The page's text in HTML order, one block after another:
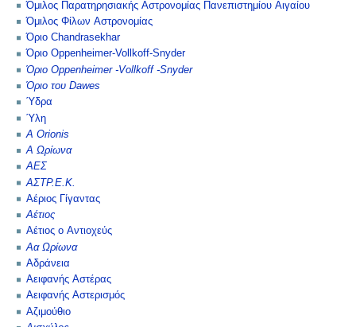
Όμιλος Παρατηρησιακής Αστρονομίας Πανεπιστημίου Αιγαίου
Όμιλος Φίλων Αστρονομίας
Όριο Chandrasekhar
Όριο Oppenheimer-Vollkoff-Snyder
Όριο Oppenheimer -Vollkoff -Snyder
Όριο του Dawes
Ύδρα
Ύλη
Α Orionis
Α Ωρίωνα
ΑΕΣ
ΑΣΤΡ.Ε.Κ.
Αέριος Γίγαντας
Αέτιος
Αέτιος ο Αντιοχεύς
Αα Ωρίωνα
Αδράνεια
Αειφανής Αστέρας
Αειφανής Αστερισμός
Αζιμούθιο